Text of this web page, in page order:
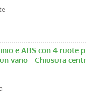
e ABS con 4 ruote
vano - Chiusura